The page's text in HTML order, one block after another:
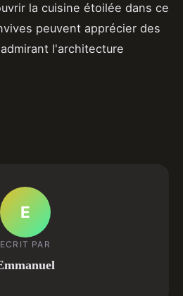
la cuisine étoilée dans ce
peuvent apprécier des
l'architecture
E
ECRIT PAR